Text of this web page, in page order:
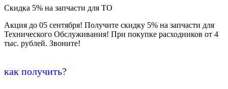
Скидка 5% на запчасти для ТО
Акция до 05 сентября! Получите скидку 5% на запчасти для
Технического Обслуживания! При покупке расходников от 4
тыс. рублей. Звоните!
как получить?